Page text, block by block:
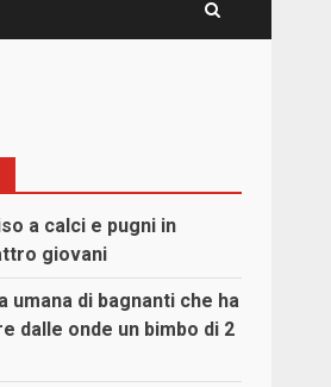
a calci e pugni in
giovani
umana di bagnanti che ha
dalle onde un bimbo di 2